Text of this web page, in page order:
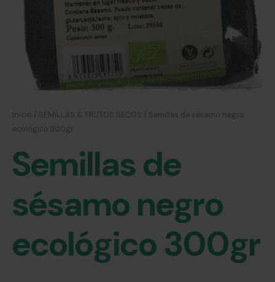
Inicio / SEMILLAS & FRUTOS SECOS / Semillas de sésamo negro
ecológico 300gr
Semillas de
sésamo negro
ecológico 300gr